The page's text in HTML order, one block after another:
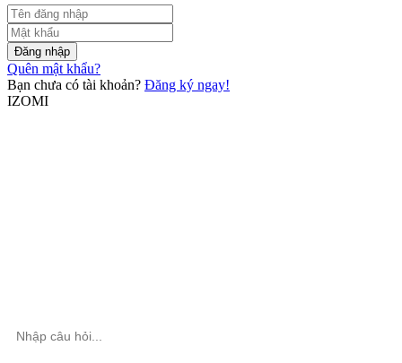
Đăng nhập
Quên mật khẩu?
Bạn chưa có tài khoản? Đăng ký ngay!
IZOMI